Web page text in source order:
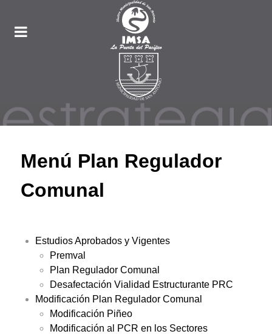
Menú Plan Regulador
Comunal
Estudios Aprobados y Vigentes
Premval
Plan Regulador Comunal
Desafectación Vialidad Estructurante PRC
Modificación Plan Regulador Comunal
Modificación Piñeo
Modificación al PCR en los Sectores